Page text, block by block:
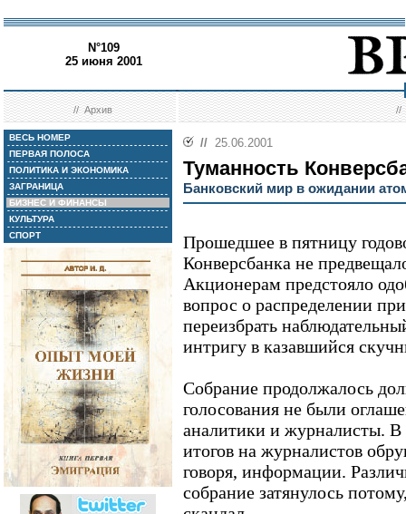
N°109
25 июня 2001
//Архив //
ВЕСЬ НОМЕР
ПЕРВАЯ ПОЛОСА
ПОЛИТИКА И ЭКОНОМИКА
ЗАГРАНИЦА
БИЗНЕС И ФИНАНСЫ
КУЛЬТУРА
СПОРТ
// 25.06.2001
Туманность
Банковский мир в ожидании
Прошедшее в пятницу
Конверсбанка не
Акционерам предстояло
вопрос о распределении
переизбрать
интригу в казавшийся
Собрание продолжалось
голосования не были
аналитики и журналисты. В
итогов на журналистов
говоря, информации.
собрание затянулось